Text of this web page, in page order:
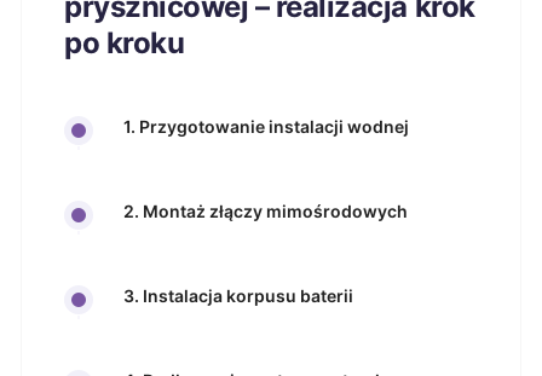
po kroku
1. Przygotowanie instalacji wodnej
2. Montaż złączy mimośrodowych
3. Instalacja korpusu baterii